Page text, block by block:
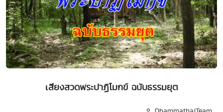
เสียงสวดพระปาฏิโมกข์ ฉบับธรรมยุต